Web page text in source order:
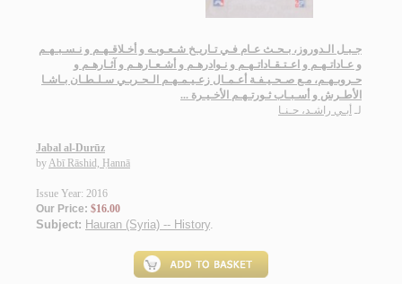
جـبـل الـدوروز، بـحـث عـام فـي تـاريـخ شـعـوبـه و أخـلاقـهـم و نـسـبـهـم
و عـاداتـهـم و اعـتـقـاداتـهـم و نـوادرهـم و أشـعـارهـم و آثـارهـم و
حـروبـهـم، مـع صـحـيـفـة أعـمـال زعـيـمـهـم الـحـربـي سـلـطـان بـاشـا
الأطـرش و أسـبـاب ثـورتـهـم الأخـيـرة ...
لـ أبـي راشـد، حـنـا
Jabal al-Durūz
byAbī Rāshid, Ḥannā
Issue Year: 2016
Our Price: $16.00
Subject: Hauran (Syria) -- History.